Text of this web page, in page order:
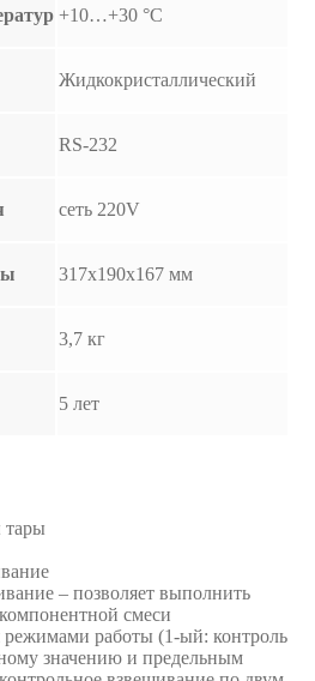
+10…+30 °С
Жидкокристаллический
RS-232
сеть 220V
317х190х167 мм
3,7 кг
5 лет
тары
– позволяет выполнить
смеси
режимами работы (1-ый: контроль
значению и предельным